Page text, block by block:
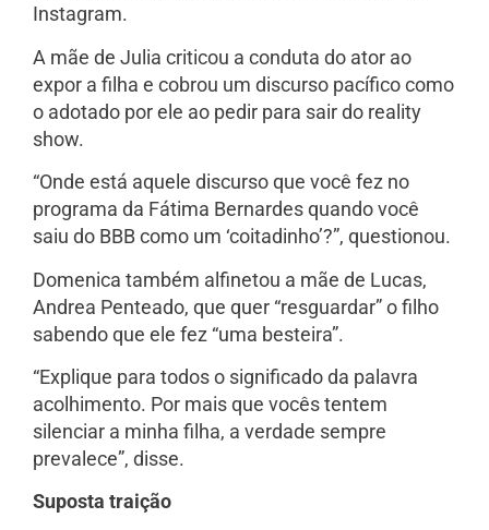
Instagram.
A mãe de Julia criticou a conduta do ator ao
expor a filha e cobrou um discurso pacífico como
o adotado por ele ao pedir para sair do reality
show.
“Onde está aquele discurso que você fez no
programa da Fátima Bernardes quando você
saiu do BBB como um ‘coitadinho’?”, questionou.
Domenica também alfinetou a mãe de Lucas,
Andrea Penteado, que quer “resguardar” o filho
sabendo que ele fez “uma besteira”.
“Explique para todos o significado da palavra
acolhimento. Por mais que vocês tentem
silenciar a minha filha, a verdade sempre
prevalece”, disse.
Suposta traição